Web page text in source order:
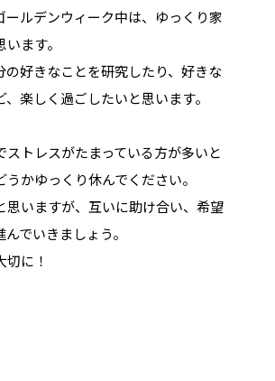
ールデンウィーク中は、ゆっくり家
ます。
の好きなことを研究したり、好きな
楽しく過ごしたいと思います。
ストレスがたまっている方が多いと
かゆっくり休んでください。
思いますが、互いに助け合い、希望
でいきましょう。
切に！